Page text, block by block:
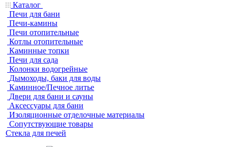
Каталог
Печи для бани
Печи-камины
Печи отопительные
Котлы отопительные
Каминные топки
Печи для сада
Колонки водогрейные
Дымоходы, баки для воды
Каминное/Печное литье
Двери для бани и сауны
Аксессуары для бани
Изоляционные отделочные материалы
Сопутствующие товары
Стекла для печей